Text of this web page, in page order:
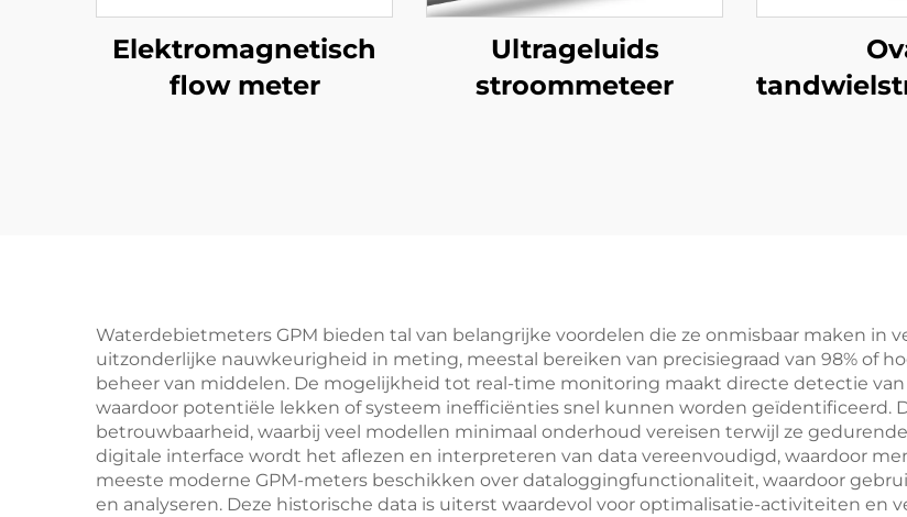
Elektromagnetisch
flow meter
Ultrageluids
stroommeteer
Waterdebietmeters GPM bieden tal van belangrijke voordelen die ze onmisbaar maken in
uitzonderlijke nauwkeurigheid in meting, meestal bereiken van precisiegraad van 98% of
beheer van middelen. De mogelijkheid tot real-time monitoring maakt directe detectie
waardoor potentiële lekken of systeem inefficiënties snel kunnen worden geïdentificeerd.
betrouwbaarheid, waarbij veel modellen minimaal onderhoud vereisen terwijl ze
digitale interface wordt het aflezen en interpreteren van data vereenvoudigd, waardoor
meeste moderne GPM-meters beschikken over dataloggingfunctionaliteit, waardoor
en analyseren. Deze historische data is uiterst waardevol voor optimalisatie-activiteiten en